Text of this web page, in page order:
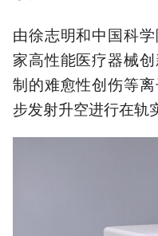
由徐志明和中国科
家高性能医疗器械
制的难愈性创伤等
步发射升空进行在轨